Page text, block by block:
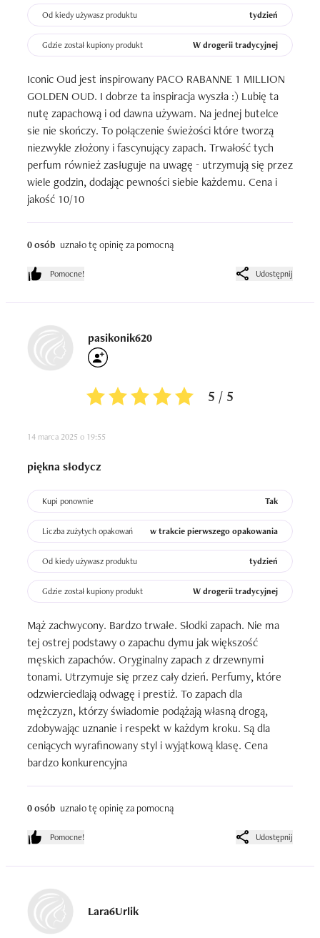
Od kiedy używasz produktu tydzień
Gdzie został kupiony produkt W drogerii tradycyjnej
Iconic Oud jest inspirowany PACO RABANNE 1 MILLION
GOLDEN OUD. I dobrze ta inspiracja wyszła :) Lubię ta
nutę zapachową i od dawna używam. Na jednej butelce
sie nie skończy. To połączenie świeżości które tworzą
niezwykle złożony i fascynujący zapach. Trwałość tych
perfum również zasługuje na uwagę - utrzymują się przez
wiele godzin, dodając pewności siebie każdemu. Cena i
jakość 10/10
0 osób uznało tę opinię za pomocną
Pomocne! Udostępnij
pasikonik620
5 / 5
14 marca 2025 o 19:55
piękna słodycz
Kupi ponownie Tak
Liczba zużytych opakowań w trakcie pierwszego opakowania
Od kiedy używasz produktu tydzień
Gdzie został kupiony produkt W drogerii tradycyjnej
Mąż zachwycony. Bardzo trwałe. Słodki zapach. Nie ma
tej ostrej podstawy o zapachu dymu jak większość
męskich zapachów. Oryginalny zapach z drzewnymi
tonami. Utrzymuje się przez cały dzień. Perfumy, które
odzwierciedlają odwagę i prestiż. To zapach dla
mężczyzn, którzy świadomie podążają własną drogą,
zdobywając uznanie i respekt w każdym kroku. Są dla
ceniących wyrafinowany styl i wyjątkową klasę. Cena
bardzo konkurencyjna
0 osób uznało tę opinię za pomocną
Pomocne! Udostępnij
Lara6Urlik